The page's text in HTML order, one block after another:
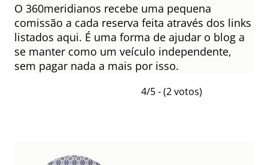
O 360meridianos recebe uma pequena
comissão a cada reserva feita através dos links
listados aqui. É uma forma de ajudar o blog a
se manter como um veículo independente,
sem pagar nada a mais por isso.
4/5 - (2 votos)